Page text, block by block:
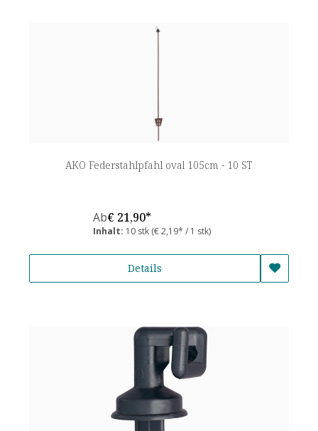
AKO Federstahlpfahl oval 105cm - 10 ST
Inhalt: 10 stk (€ 2,19* / 1 stk)
Ab€ 21,90*
Details